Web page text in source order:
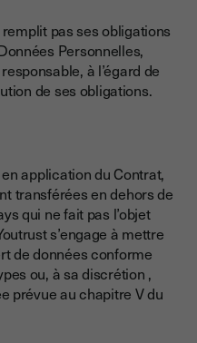
pas ses obligations
Personnelles,
à l’égard de
de ses obligations.
application du Contrat,
transférées en dehors de
qui ne fait pas l’objet
s’engage à mettre
de données conforme
ou, à sa discrétion ,
prévue au chapitre V du